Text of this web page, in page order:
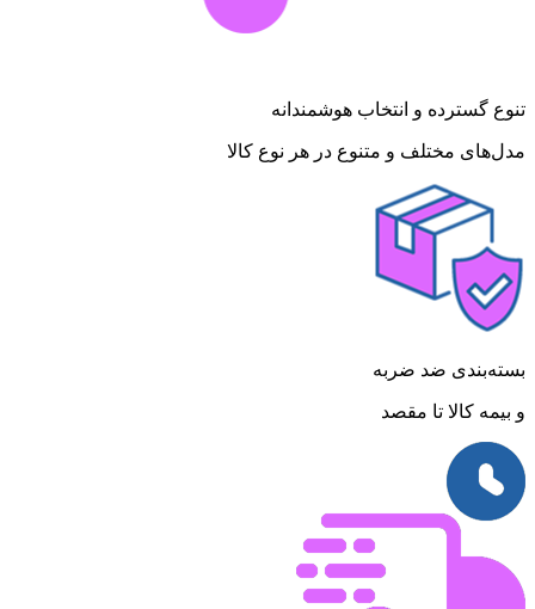
تنوع گسترده و انتخاب هوشمندانه
مدل‌های مختلف و متنوع در هر نوع کالا
بسته‌بندی ضد ضربه
و بیمه کالا تا مقصد